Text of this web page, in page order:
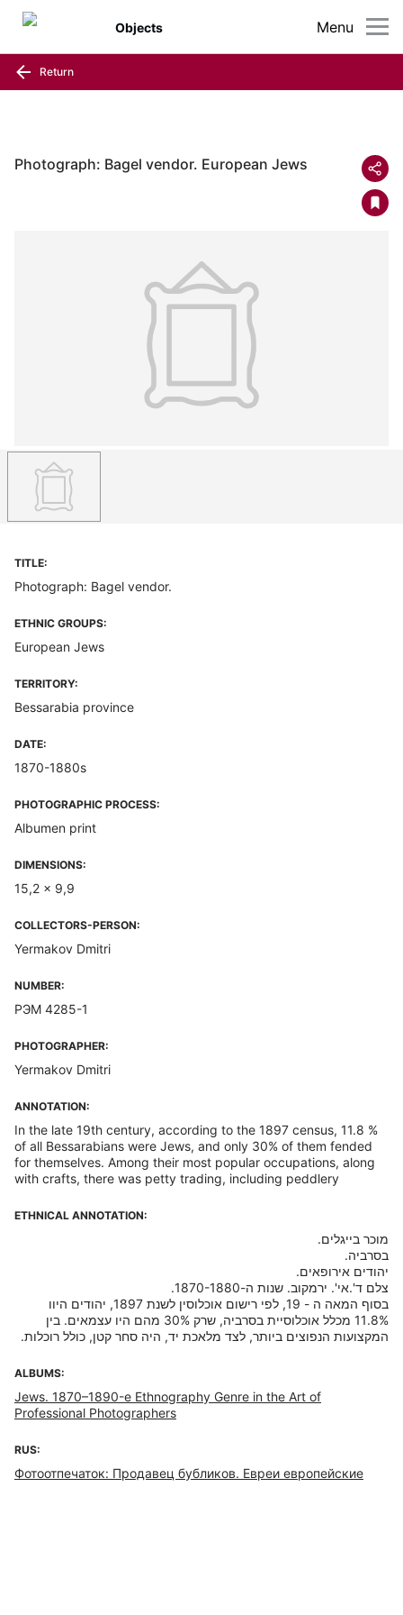
Menu
Objects
Return
Photograph: Bagel vendor. European Jews
TITLE:
Photograph: Bagel vendor.
ETHNIC GROUPS:
European Jews
TERRITORY:
Bessarabia province
DATE:
1870-1880s
PHOTOGRAPHIC PROCESS:
Albumen print
DIMENSIONS:
15,2 x 9,9
COLLECTORS-PERSON:
Yermakov Dmitri
NUMBER:
РЭМ 4285-1
PHOTOGRAPHER:
Yermakov Dmitri
ANNOTATION:
In the late 19th century, according to the 1897 census, 11.8 %
of all Bessarabians were Jews, and only 30% of them fended
for themselves. Among their most popular occupations, along
with crafts, there was petty trading, including peddlery
ETHNICAL ANNOTATION:
בסוף המאה ה - 19, לפי רישום אוכלוסין לשנת 1897, יהודים היוו
11.8% מכלל אוכלוסיית בסרביה, שרק 30% מהם היו עצמאים. בין
המקצועות הנפוצים ביותר, לצד מלאכת יד, היה סחר קטן, כולל רוכלות.
ALBUMS:
Jews. 1870–1890-е Ethnography Genre in the Art of
Professional Photographers
RUS:
Фотоотпечаток: Продавец бубликов. Евреи европейские